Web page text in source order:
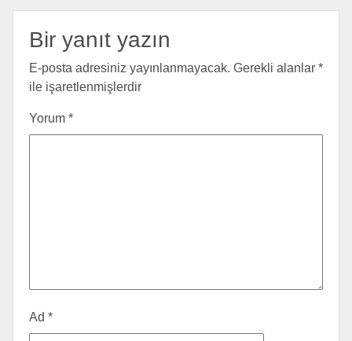
Bir yanıt yazın
E-posta adresiniz yayınlanmayacak. Gerekli alanlar *
ile işaretlenmişlerdir
Yorum *
Ad *